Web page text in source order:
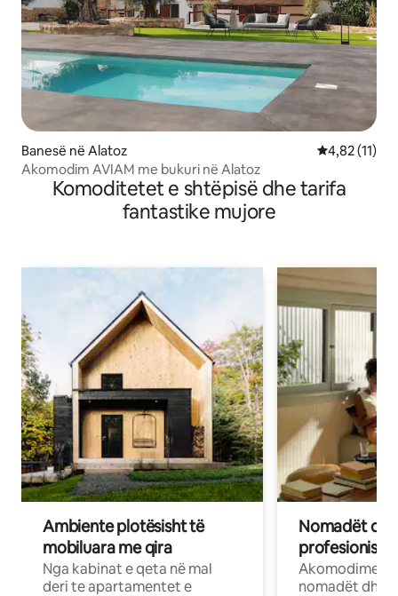
Banesë në Alatoz Vlerësimi
4,82 (11)
Akomodim AVIAM me bukuri në Alatoz
Komoditetet e shtëpisë dhe tarifa
fantastike mujore
Ambiente plotësisht të
mobiluara me qira
Nga kabinat e qeta në mal
deri te apartamentet e
Nomadët
Akomodime
nomadët dhe